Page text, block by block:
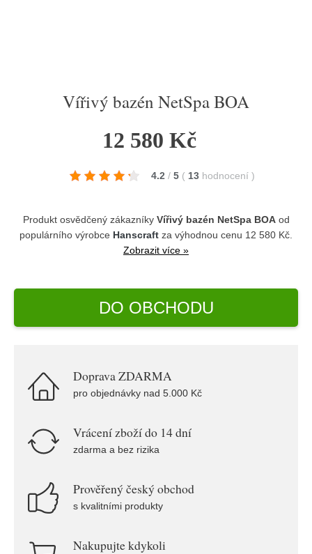
Vířivý bazén NetSpa BOA
12 580 Kč
4.2 / 5 ( 13 hodnocení )
Produkt osvědčený zákazníky Vířivý bazén NetSpa BOAod
populárního výrobce Hanscraft za výhodnou cenu 12 580 Kč.
Zobrazit více »
DO OBCHODU
Doprava ZDARMA
pro objednávky nad 5.000 Kč
Vrácení zboží do 14 dní
zdarma a bez rizika
Prověřený český obchod
s kvalitními produkty
Nakupujte kdykoli